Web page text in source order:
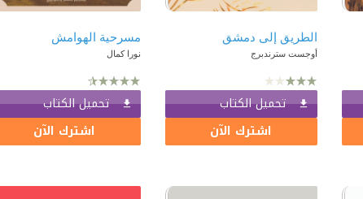
الطريق إلى دمشق
أوجست سترندبرج
تحميل الكتاب
اشترك الآن
مسرحية الهوامش
نورا كمال
تحميل الكتاب
اشترك الآن